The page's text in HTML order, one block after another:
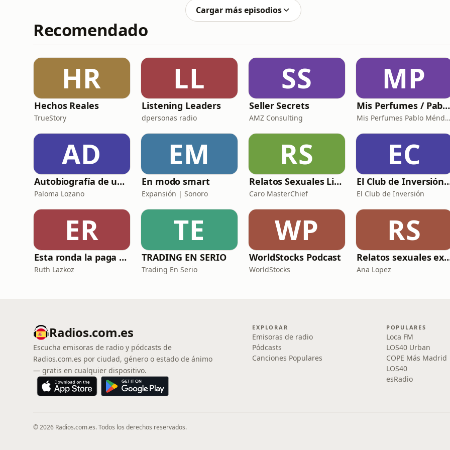
Cargar más episodios
Recomendado
HR
Hechos Reales
TrueStory
LL
Listening Leaders
dpersonas radio
SS
Seller Secrets
AMZ Consulting
MP
Mis Perfumes / Pablo Méndez
Mis Perfumes Pablo Méndez
AD
Autobiografía de un Yogui con sitar
Paloma Lozano
EM
En modo smart
Expansión | Sonoro
RS
Relatos Sexuales Liberales
Caro MasterChief
EC
El Club de
El Club de Inversión
ER
Esta ronda la paga Newton
Ruth Lazkoz
TE
TRADING EN SERIO
Trading En Serio
WP
WorldStocks Podcast
WorldStocks
RS
Relatos
Ana Lopez
Radios.com.es
Escucha emisoras de radio y pódcasts de
Radios.com.es por ciudad, género o estado de ánimo
— gratis en cualquier dispositivo.
EXPLORAR
Emisoras de radio
Pódcasts
Canciones Populares
POPULARES
Loca FM
LOS40 Urban
COPE Más Madrid
LOS40
esRadio
© 2026 Radios.com.es. Todos los derechos reservados.